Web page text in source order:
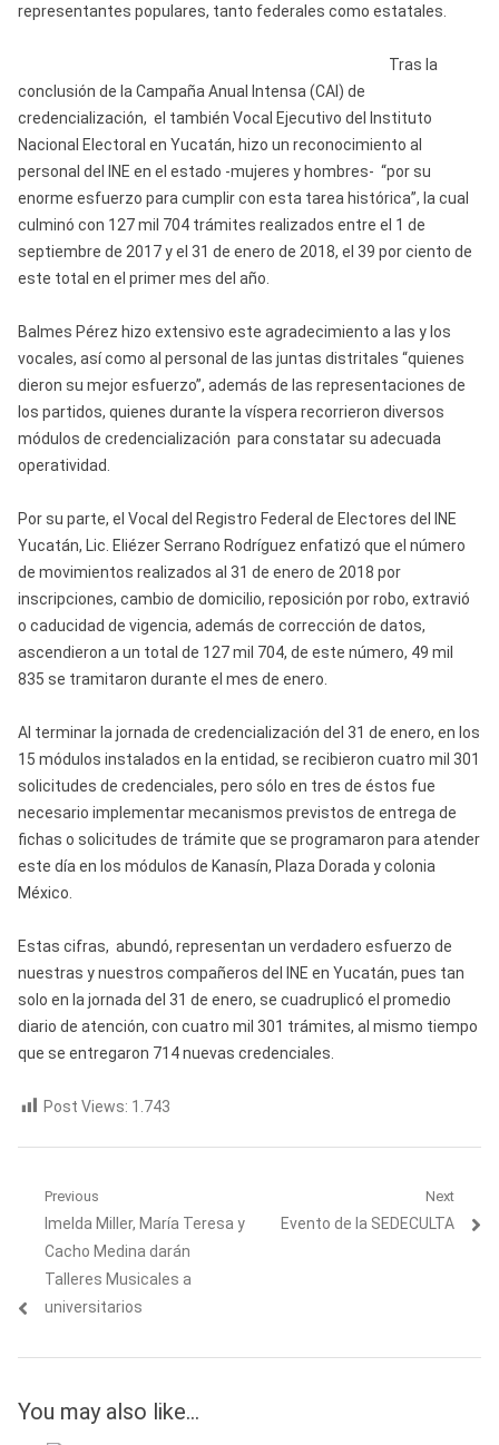
representantes populares, tanto federales como estatales.
Tras la
conclusión de la Campaña Anual Intensa (CAI) de
credencialización, el también Vocal Ejecutivo del Instituto
Nacional Electoral en Yucatán, hizo un reconocimiento al
personal del INE en el estado -mujeres y hombres- “por su
enorme esfuerzo para cumplir con esta tarea histórica”, la cual
culminó con 127 mil 704 trámites realizados entre el 1 de
septiembre de 2017 y el 31 de enero de 2018, el 39 por ciento de
este total en el primer mes del año.
Balmes Pérez hizo extensivo este agradecimiento a las y los
vocales, así como al personal de las juntas distritales “quienes
dieron su mejor esfuerzo”, además de las representaciones de
los partidos, quienes durante la víspera recorrieron diversos
módulos de credencialización para constatar su adecuada
operatividad.
Por su parte, el Vocal del Registro Federal de Electores del INE
Yucatán, Lic. Eliézer Serrano Rodríguez enfatizó que el número
de movimientos realizados al 31 de enero de 2018 por
inscripciones, cambio de domicilio, reposición por robo, extravió
o caducidad de vigencia, además de corrección de datos,
ascendieron a un total de 127 mil 704, de este número, 49 mil
835 se tramitaron durante el mes de enero.
Al terminar la jornada de credencialización del 31 de enero, en los
15 módulos instalados en la entidad, se recibieron cuatro mil 301
solicitudes de credenciales, pero sólo en tres de éstos fue
necesario implementar mecanismos previstos de entrega de
fichas o solicitudes de trámite que se programaron para atender
este día en los módulos de Kanasín, Plaza Dorada y colonia
México.
Estas cifras, abundó, representan un verdadero esfuerzo de
nuestras y nuestros compañeros del INE en Yucatán, pues tan
solo en la jornada del 31 de enero, se cuadruplicó el promedio
diario de atención, con cuatro mil 301 trámites, al mismo tiempo
que se entregaron 714 nuevas credenciales.
Post Views: 1.743
Navegación
de
entradas
Previous
Previous
post:
Imelda Miller, María Teresa y
Cacho Medina darán
Talleres Musicales a
universitarios
Next
Next
Evento de la SEDECULTA
You may also like...